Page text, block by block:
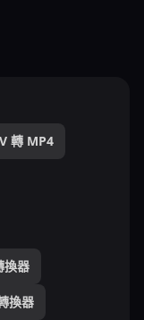
轉 MP4
換器
換器